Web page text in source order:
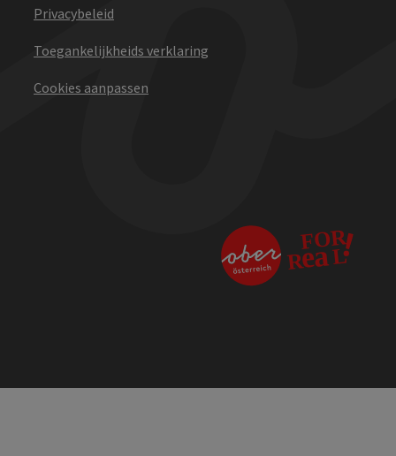
Privacybeleid
Toegankelijkheids verklaring
Cookies aanpassen